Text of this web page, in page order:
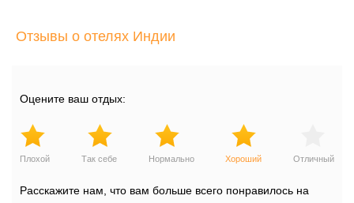
минут
Отзывы о отелях Индии
Оцените ваш отдых:
Плохой Так себе Нормально Хороший Отличный
Расскажите нам, что вам больше всего понравилось на